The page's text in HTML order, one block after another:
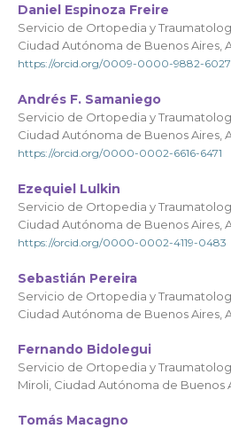
Daniel Espinoza Freire
Servicio de Ortopedia y
Ciudad Autónoma de Buenos Aires,
https://orcid.org/0009-0000-9882-6027
Andrés F. Samaniego
Servicio de Ortopedia y
Ciudad Autónoma de Buenos Aires,
https://orcid.org/0000-0002-6616-6471
Ezequiel Lulkin
Servicio de Ortopedia y
Ciudad Autónoma de Buenos Aires,
https://orcid.org/0000-0002-4119-0483
Sebastián Pereira
Servicio de Ortopedia y
Ciudad Autónoma de Buenos Aires,
Fernando Bidolegui
Servicio de Ortopedia y
Miroli, Ciudad Autónoma de Buenos
Tomás Macagno